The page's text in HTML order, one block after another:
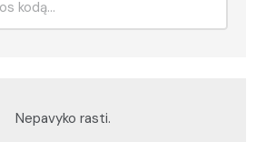
Nepavyko rasti.